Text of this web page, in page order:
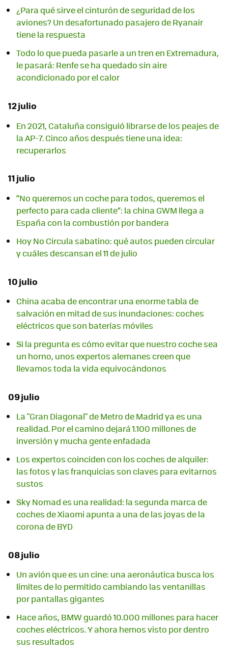
¿Para qué sirve el cinturón de seguridad de los
aviones? Un desafortunado pasajero de Ryanair
tiene la respuesta
Todo lo que pueda pasarle a un tren en Extremadura,
le pasará: Renfe se ha quedado sin aire
acondicionado por el calor
12 julio
En 2021, Cataluña consiguió librarse de los peajes de
la AP-7. Cinco años después tiene una idea:
recuperarlos
11 julio
“No queremos un coche para todos, queremos el
perfecto para cada cliente”: la china GWM llega a
España con la combustión por bandera
Hoy No Circula sabatino: qué autos pueden circular
y cuáles descansan el 11 de julio
10 julio
China acaba de encontrar una enorme tabla de
salvación en mitad de sus inundaciones: coches
eléctricos que son baterías móviles
Si la pregunta es cómo evitar que nuestro coche sea
un horno, unos expertos alemanes creen que
llevamos toda la vida equivocándonos
09 julio
La "Gran Diagonal" de Metro de Madrid ya es una
realidad. Por el camino dejará 1.100 millones de
inversión y mucha gente enfadada
Los expertos coinciden con los coches de alquiler:
las fotos y las franquicias son claves para evitarnos
sustos
Sky Nomad es una realidad: la segunda marca de
coches de Xiaomi apunta a una de las joyas de la
corona de BYD
08 julio
Un avión que es un cine: una aeronáutica busca los
límites de lo permitido cambiando las ventanillas
por pantallas gigantes
Hace años, BMW guardó 10.000 millones para hacer
coches eléctricos. Y ahora hemos visto por dentro
sus resultados